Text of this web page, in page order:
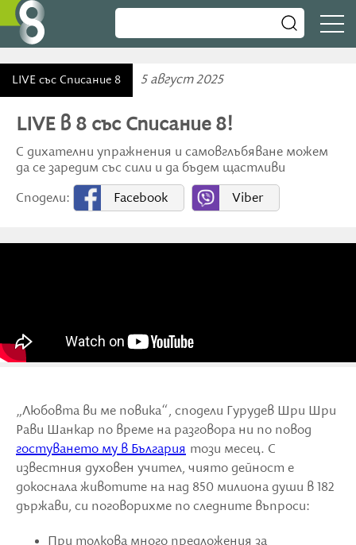
LIVE със Списание 8 5 август 2025
LIVE в 8 със Списание 8!
С дихателни упражнения и самовглъбяване можем
да се заредим със сили и да бъдем щастливи
Сподели:
Facebook Viber
„Любовта ви ме повика“, сподели Гурудев Шри Шри
Рави Шанкар по време на разговора ни по повод
гостуването му в България този месец. С
известния духовен учител, чиято дейност е
докоснала животите на над 850 милиона души в 182
държави, си поговорихме по следните въпроси:
При толкова много предложения за